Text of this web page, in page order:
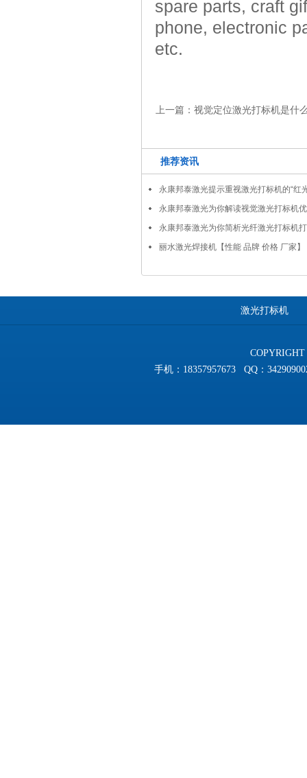
spare parts, craft
phone, electronic
etc.
上一篇： 视觉定位激光打标机是什
推荐资讯
永康邦泰激光提示重视激光打标机的“红
永康邦泰激光为你解读视觉激光打标机
永康邦泰激光为你简析光纤激光打标机
丽水激光焊接机【性能 品牌 价格 厂家
激光打标机
手机：18357957673 QQ：